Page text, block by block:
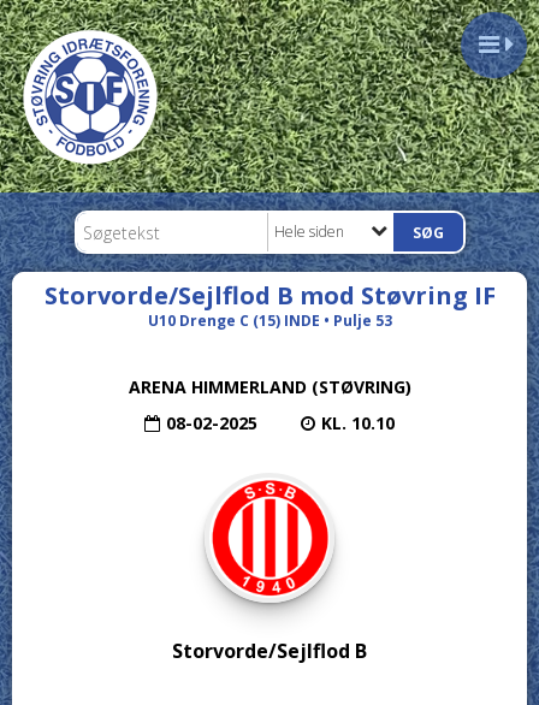
Hele siden
Storvorde/Sejlflod B mod Støvring IF
U10 Drenge C (15) INDE • Pulje 53
ARENA HIMMERLAND (STØVRING)
08-02-2025
KL. 10.10
Storvorde/Sejlflod B